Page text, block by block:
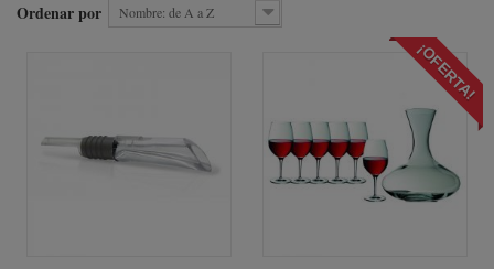
Ordenar por Nombre: de A a Z
¡OFERTA!